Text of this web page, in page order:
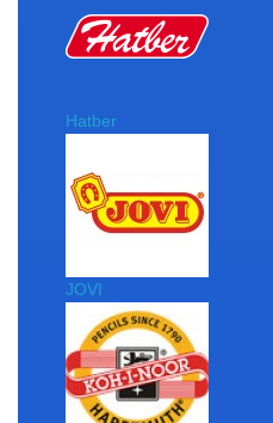
Hatber
JOVI